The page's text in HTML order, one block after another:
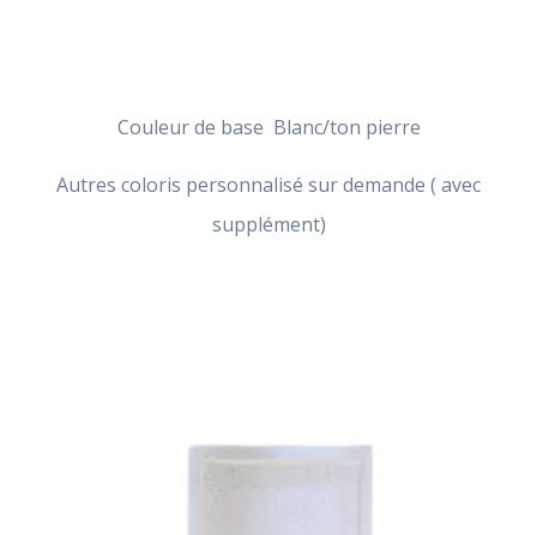
Couleur de base Blanc/ton pierre
Autres coloris personnalisé sur demande ( avec
supplément)